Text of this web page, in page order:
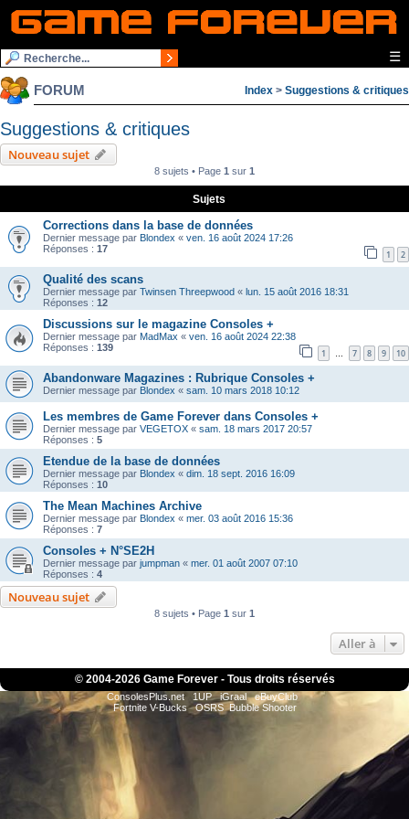
☰
FORUM Index > Suggestions & critiques
Suggestions & critiques
Nouveau sujet
8 sujets • Page 1 sur 1
Sujets
Corrections dans la base de données
Dernier message par Blondex « ven. 16 août 2024 17:26
Réponses : 17 1 2
Qualité des scans
Dernier message par Twinsen Threepwood « lun. 15 août 2016 18:31
Réponses : 12
Discussions sur le magazine Consoles +
Dernier message par MadMax « ven. 16 août 2024 22:38
Réponses : 139 1 … 7 8 9 10
Abandonware Magazines : Rubrique Consoles +
Dernier message par Blondex « sam. 10 mars 2018 10:12
Les membres de Game Forever dans Consoles +
Dernier message par VEGETOX « sam. 18 mars 2017 20:57
Réponses : 5
Etendue de la base de données
Dernier message par Blondex « dim. 18 sept. 2016 16:09
Réponses : 10
The Mean Machines Archive
Dernier message par Blondex « mer. 03 août 2016 15:36
Réponses : 7
Consoles + N°SE2H
Dernier message par jumpman « mer. 01 août 2007 07:10
Réponses : 4
Nouveau sujet
8 sujets • Page 1 sur 1
Aller à
© 2004-2026 Game Forever - Tous droits réservés
ConsolesPlus.net 1UP iGraal
eBuyClub
Fortnite V-Bucks
OSRS Bubble Shooter